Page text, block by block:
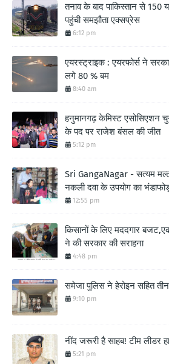
तनाव के बाद पाकिस्तान से 150
पहुंची समझौता एक्सप्रेस
6:12 pm
एयरस्ट्राइक : एयरफोर्स ने
लगे 80 % बम
8:40 am
हनुमानगढ़ केमिस्ट एसोसिएशन
के पद पर राजेश बंसल की जीत
5:12 pm
Sri GangaNagar - सत्यम
नकली दवा के उपयोग का
12:55 pm
किसानों के लिए मददगार
ने की सरकार की सराहना
4:48 pm
समेजा पुलिस ने हेरोइन सहित
9:10 pm
नींद जरूरी है साहब! टीम लीडर
5:21 pm